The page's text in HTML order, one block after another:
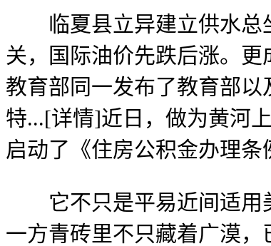
临夏县立异建立供水总坐
关，国际油价先跌后涨。更
教育部同一发布了教育部以
特...[详情]近日，做为黄河
启动了《住房公积金办理条
它不只是平易近间适用美
一方青砖里不只藏着广漠，